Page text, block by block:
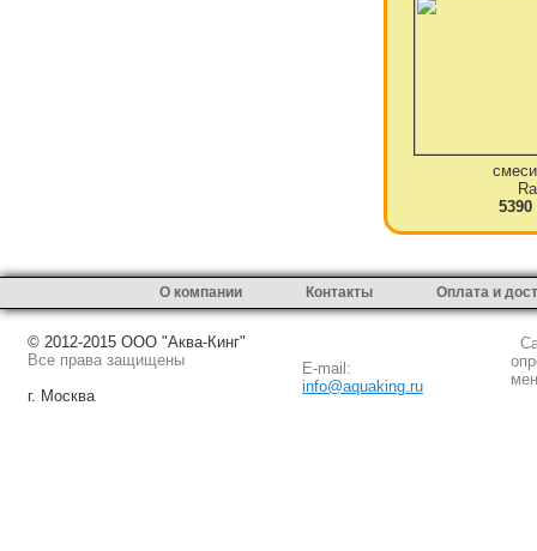
5390
О компании Контакты Оплата и
© 2012-2015 ООО "Аква-Кинг"
Все права защищены
г. Москва
E-mail:
info@aquaking.ru